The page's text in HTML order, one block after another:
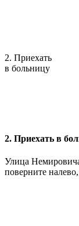
2. Приехать
в больницу
2. Приехать в
Улица
поверните